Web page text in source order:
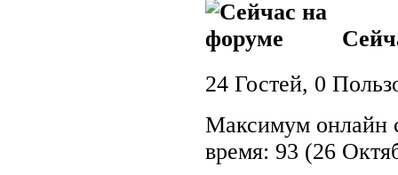
24 Гостей, 0
Максимум онлайн
время: 93 (26